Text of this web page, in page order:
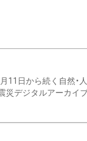
11日から続く自然・
デジタルアーカイブ